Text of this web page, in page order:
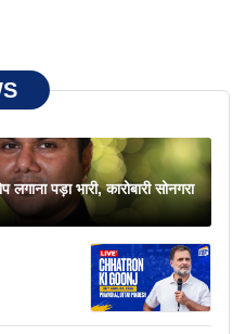
पड़ा भारी, कारोबारी सोनगरा